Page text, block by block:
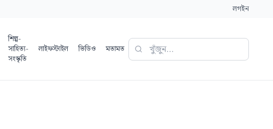
লগইন
শিল্প-
সাহিত্য-
সংস্কৃতি
লাইফস্টাইল ভিডিও মতামত